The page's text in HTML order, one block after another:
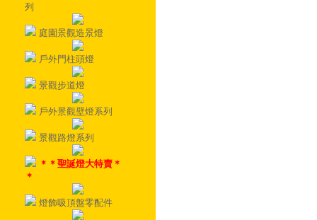
列
庭園景觀造景燈
戶外門柱頭燈
景觀步道燈
戶外景觀壁燈系列
景觀路燈系列
＊＊聖誕燈大特賣＊
＊
燈飾吸頂盤零配件